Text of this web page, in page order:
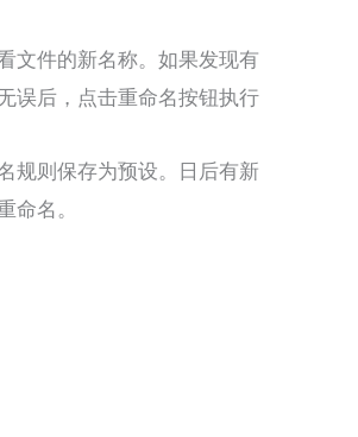
文件的新名称。如果发现有
误后，点击重命名按钮执行
规则保存为预设。日后有新
名。